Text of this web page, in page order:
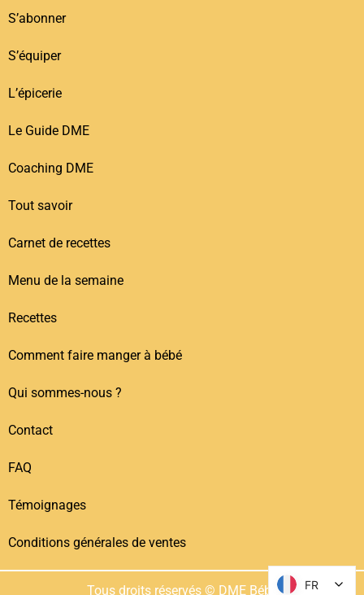
S’abonner
S’équiper
L’épicerie
Le Guide DME
Coaching DME
Tout savoir
Carnet de recettes
Menu de la semaine
Recettes
Comment faire manger à bébé
Qui sommes-nous ?
Contact
FAQ
Témoignages
Conditions générales de ventes
Tous droits réservés © DME Bébé FR
FR